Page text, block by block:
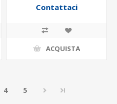
Contattaci
ACQUISTA
4 5